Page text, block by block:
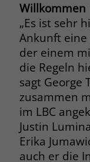
Willkommen
„Es ist sehr
Ankunft
der einem
die Regeln
sagt George
zusammen
im LBC
Justin
Erika
auch er die